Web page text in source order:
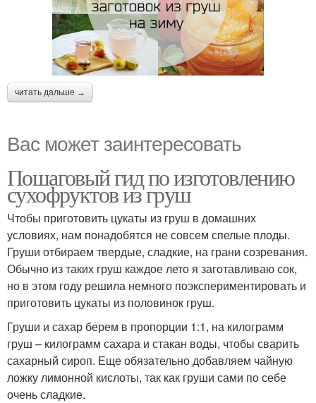
читать дальше →
Вас может заинтересовать
Пошаговый гид по изготовлению
сухофруктов из груш
Чтобы приготовить цукаты из груш в домашних
условиях, нам понадобятся не совсем спелые плоды.
Груши отбираем твердые, сладкие, на грани созревания.
Обычно из таких груш каждое лето я заготавливаю сок,
но в этом году решила немного поэкспериментировать и
приготовить цукаты из половинок груш.
Груши и сахар берем в пропорции 1:1, на килограмм
груш – килограмм сахара и стакан воды, чтобы сварить
сахарный сироп. Еще обязательно добавляем чайную
ложку лимонной кислоты, так как груши сами по себе
очень сладкие.